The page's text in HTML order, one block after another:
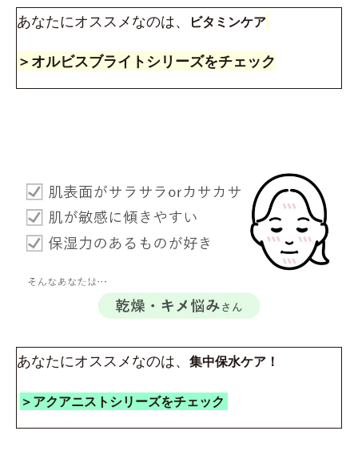
あなたにオススメなのは、 ビタミンケア
＞オルビスブライトシリーズをチェック
あなたにオススメなのは、 集中保水ケア！
＞アクアニストシリーズをチェック